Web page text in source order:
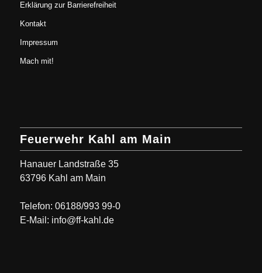
Erklärung zur Barrierefreiheit
Kontakt
Impressum
Mach mit!
Feuerwehr Kahl am Main
Hanauer Landstraße 35
63796 Kahl am Main
Telefon: 06188/993 99-0
E-Mail: info@ff-kahl.de